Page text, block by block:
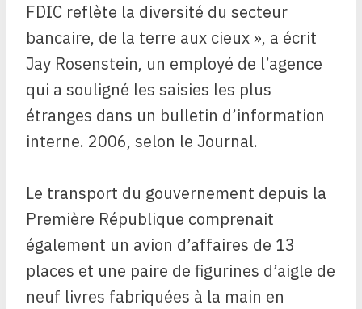
FDIC reflète la diversité du secteur
bancaire, de la terre aux cieux », a écrit
Jay Rosenstein, un employé de l’agence
qui a souligné les saisies les plus
étranges dans un bulletin d’information
interne. 2006, selon le Journal.
Le transport du gouvernement depuis la
Première République comprenait
également un avion d’affaires de 13
places et une paire de figurines d’aigle de
neuf livres fabriquées à la main en